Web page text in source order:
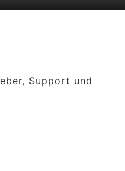
Support und